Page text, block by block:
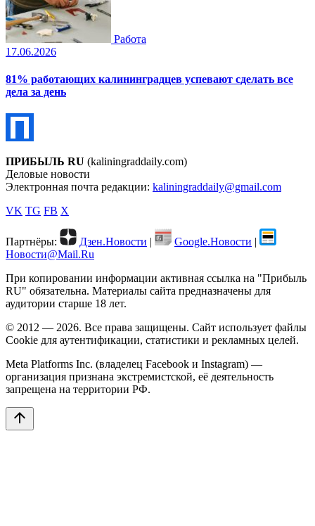
Работа
17.06.2026
81% работающих калининградцев успевают сделать все
дела за день
ПРИБЫЛЬ RU (kaliningraddaily.com)
Деловые новости
Электронная почта редакции: kaliningraddaily@gmail.com
VK TG FB X
Партнёры: Дзен.Новости | Google.Новости |
Новости@Mail.Ru
При копировании информации активная ссылка на "Прибыль
RU" обязательна. Материалы сайта предназначены для
аудитории старше 18 лет.
© 2012 — 2026. Все права защищены. Сайт использует файлы
Cookie для аутентификации, статистики и рекламных целей.
Meta Platforms Inc. (владелец Facebook и Instagram) —
организация признана экстремистской, её деятельность
запрещена на территории РФ.
arrow_upward